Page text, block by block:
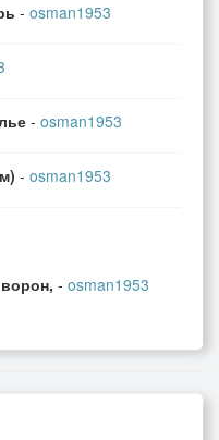
- osman1953
- osman1953
- osman1953
- osman1953